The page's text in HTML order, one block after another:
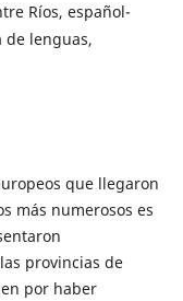
Ríos, español-
de lenguas,
que llegaron
más numerosos es
provincias de
por haber